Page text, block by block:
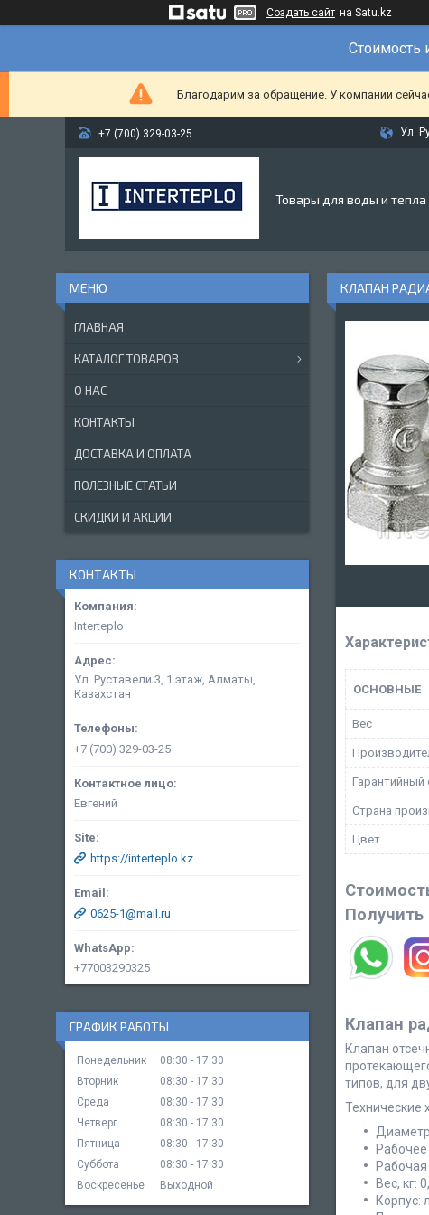
Создать сайт на Satu.kz
Стоимость
Благодарим за обращение. У компании
+7 (700) 329-03-25 Ул.
Товары для воды и тепла
КЛАПАН
ОСНОВНЫЕ
Вес
Гарантийный
Страна
Цвет
Получить
Клапан
Клапан
типов, для
Технические
Рабочее
Рабочая
Вес, кг:
Корпус:
ГЛАВНАЯ
КАТАЛОГ ТОВАРОВ
О НАС
КОНТАКТЫ
ДОСТАВКА И ОПЛАТА
ПОЛЕЗНЫЕ СТАТЬИ
СКИДКИ И АКЦИИ
КОНТАКТЫ
Interteplo
Ул. Руставели 3, 1 этаж, Алматы,
Казахстан
+7 (700) 329-03-25
Евгений
https://interteplo.kz
0625-1@mail.ru
+77003290325
ГРАФИК РАБОТЫ
Понедельник 08:30
17:30
Вторник
08:30
17:30
Среда
08:30
17:30
Четверг
08:30
17:30
Пятница
08:30
17:30
Суббота
08:30
17:30
Воскресенье
Выходной